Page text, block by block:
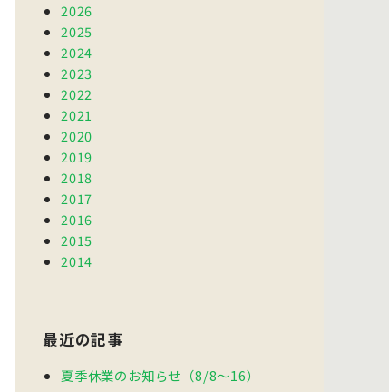
2026
2025
2024
2023
2022
2021
2020
2019
2018
2017
2016
2015
2014
最近の記事
夏季休業のお知らせ（8/8～16）